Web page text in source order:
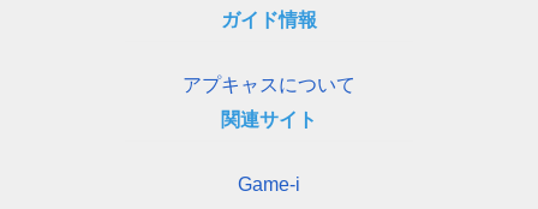
ガイド情報
アプキャスについて
関連サイト
Game-i